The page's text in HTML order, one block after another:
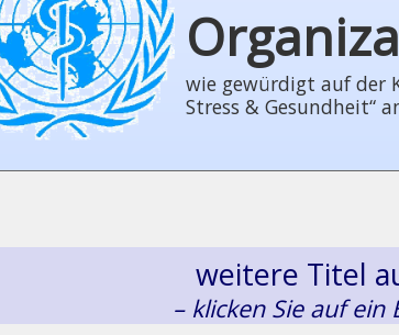
wie gewürdigt auf der
Stress & Gesundheit“
weitere Titel
– klicken Sie auf